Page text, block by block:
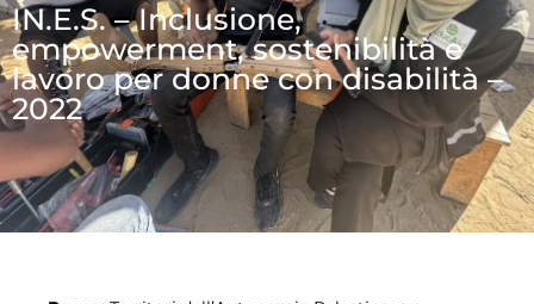
IN.E.S. – Inclusione,
empowerment, sostenibilità e
lavoro per donne con disabilità –
2022